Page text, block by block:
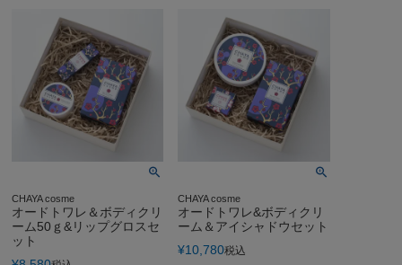
CHAYA cosme
オードトワレ＆ボディクリ
ーム50ｇ&リップグロスセ
ット
CHAYA cosme
オードトワレ&ボディクリ
ーム＆アイシャドウセット
¥10,780税込